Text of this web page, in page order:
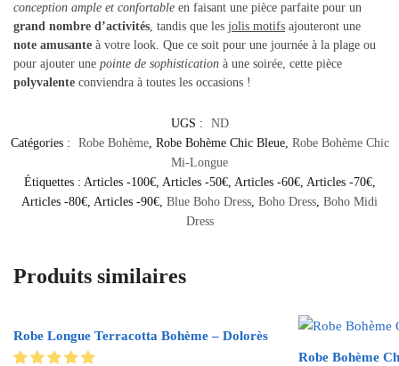
conception ample et confortable en faisant une pièce parfaite pour un
grand nombre d’activités, tandis que les jolis motifs ajouteront une
note amusante à votre look. Que ce soit pour une journée à la plage ou
pour ajouter une pointe de sophistication à une soirée, cette pièce
polyvalente conviendra à toutes les occasions !
UGS :
ND
Catégories :
Robe Bohème, Robe Bohème Chic Bleue, Robe Bohème Chic
Mi-Longue
Étiquettes : Articles -100€, Articles -50€, Articles -60€, Articles -70€,
Articles -80€, Articles -90€, Blue Boho Dress, Boho Dress, Boho Midi
Dress
Produits similaires
Robe Longue Terracotta Bohème – Dolorès
Robe Bohème